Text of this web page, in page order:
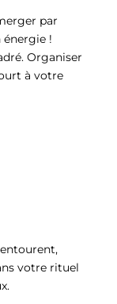
par
!
Organiser
à votre
votre rituel